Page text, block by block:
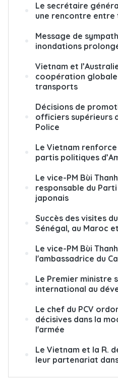
Le secrétaire
une rencontre
Message de
inondations
Vietnam et
coopération globale
transports
Décisions de
officiers supérieurs
Police
Le Vietnam
partis politiques
Le vice-PM Bùi
responsable du
japonais
Succès des visites
Sénégal, au Maroc
Le vice-PM Bùi
l'ambassadrice du
Le Premier ministre
international au
Le chef du PCV
décisives dans la
l'armée
Le Vietnam et la R.
leur partenariat